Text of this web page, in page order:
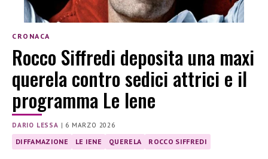
CRONACA
Rocco Siffredi deposita una maxi
querela contro sedici attrici e il
programma Le Iene
DARIO LESSA | 6 MARZO 2026
DIFFAMAZIONE LE IENE QUERELA ROCCO SIFFREDI